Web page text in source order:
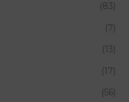
(83)
(7)
(13)
(17)
(56)